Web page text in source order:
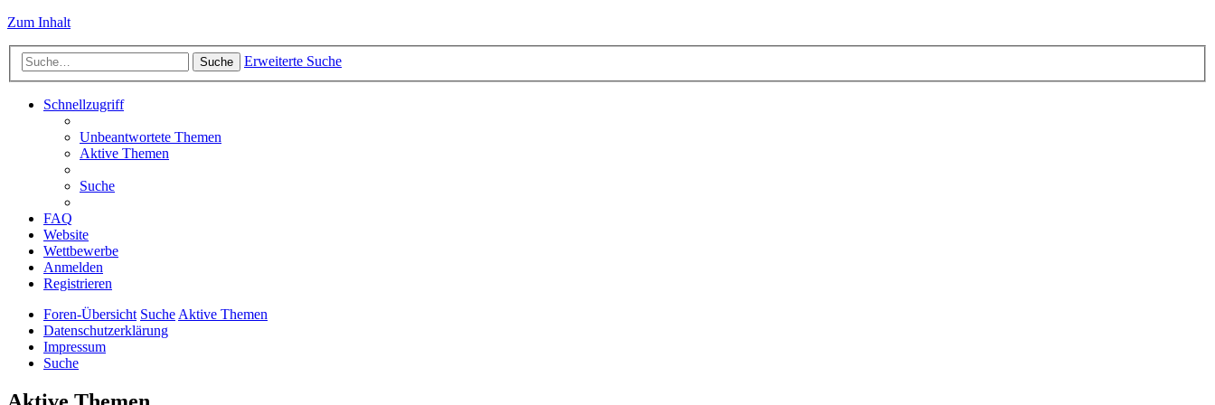
Zum Inhalt
Suche Erweiterte Suche
Schnellzugriff
Unbeantwortete Themen
Aktive Themen
Suche
FAQ
Website
Wettbewerbe
Anmelden
Registrieren
Foren-Übersicht Suche Aktive Themen
Datenschutzerklärung
Impressum
Suche